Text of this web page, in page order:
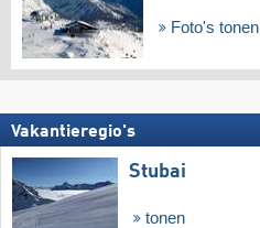
Foto's tonen
Vakantieregio's
Stubai
tonen